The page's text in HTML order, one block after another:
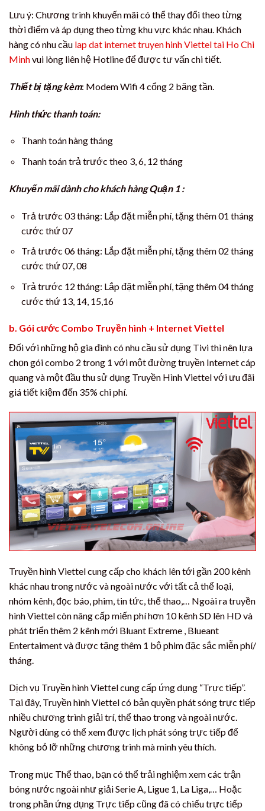
Lưu ý: Chương trình khuyến mãi có thể thay đổi theo từng
thời điểm và áp dụng theo từng khu vực khác nhau. Khách
hàng có nhu cầu lap dat internet truyen hinh Viettel tai Ho Chi
Minhvui lòng liên hệ Hotline để được tư vấn chi tiết.
Thiết bị tặng kèm: Modem Wifi 4 cổng 2 băng tần.
Hình thức thanh toán:
Thanh toán hàng tháng
Thanh toán trả trước theo 3, 6, 12 tháng
Khuyến mãi dành cho khách hàng Quận 1 :
Trả trước 03 tháng: Lắp đặt miễn phí, tặng thêm 01 tháng
cước thứ 07
Trả trước 06 tháng: Lắp đặt miễn phí, tặng thêm 02 tháng
cước thứ 07, 08
Trả trước 12 tháng: Lắp đặt miễn phí, tặng thêm 04 tháng
cước thứ 13, 14, 15,16
b. Gói cước Combo Truyền hình + Internet Viettel
Đối với những hộ gia đình có nhu cầu sử dụng Tivi thì nên lựa
chọn gói combo 2 trong 1 với một đường truyền Internet cáp
quang và một đầu thu sử dụng Truyền Hình Viettel với ưu đãi
giá tiết kiệm đến 35% chi phí.
Truyền hình Viettel cung cấp cho khách lên tới gần 200 kênh
khác nhau trong nước và ngoài nước với tất cả thể loại,
nhóm kênh, đọc báo, phim, tin tức, thể thao,… Ngoài ra truyền
hình Viettel còn nâng cấp miến phí hơn 10 kênh SD lên HD và
phát triển thêm 2 kênh mới Bluant Extreme , Blueant
Entertaiment và được tặng thêm 1 bộ phim đặc sắc miễn phí/
tháng.
Dịch vụ Truyền hình Viettel cung cấp ứng dụng “Trực tiếp”.
Tại đây, Truyền hình Viettel có bản quyền phát sóng trực tiếp
nhiều chương trình giải trí, thể thao trong và ngoài nước.
Người dùng có thể xem được lịch phát sóng trực tiếp để
không bỏ lỡ những chương trình mà mình yêu thích.
Trong mục Thể thao, bạn có thể trải nghiệm xem các trận
bóng nước ngoài như giải Serie A, Ligue 1, La Liga,… Hoặc
trong phần ứng dụng Trực tiếp cũng đã có chiếu trực tiếp